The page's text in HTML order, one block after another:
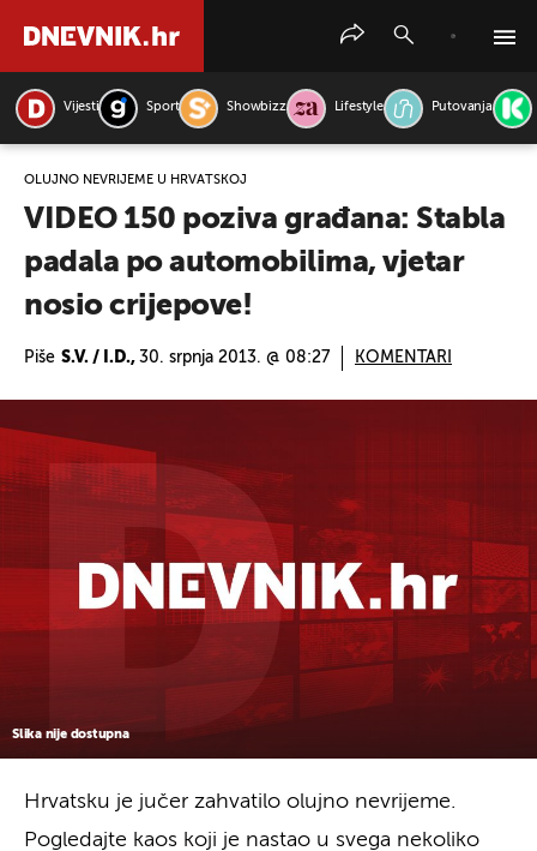
Vijesti Sport Showbizz Lifestyle Putovanja
OLUJNO NEVRIJEME U HRVATSKOJ
VIDEO 150 poziva građana: Stabla
padala po automobilima, vjetar
nosio crijepove!
Piše S.V. / I.D., 30. srpnja 2013. @ 08:27 KOMENTARI
Slika nije dostupna
Hrvatsku je jučer zahvatilo olujno nevrijeme.
Pogledajte kaos koji je nastao u svega nekoliko
PRETRAŽITE VIJESTI